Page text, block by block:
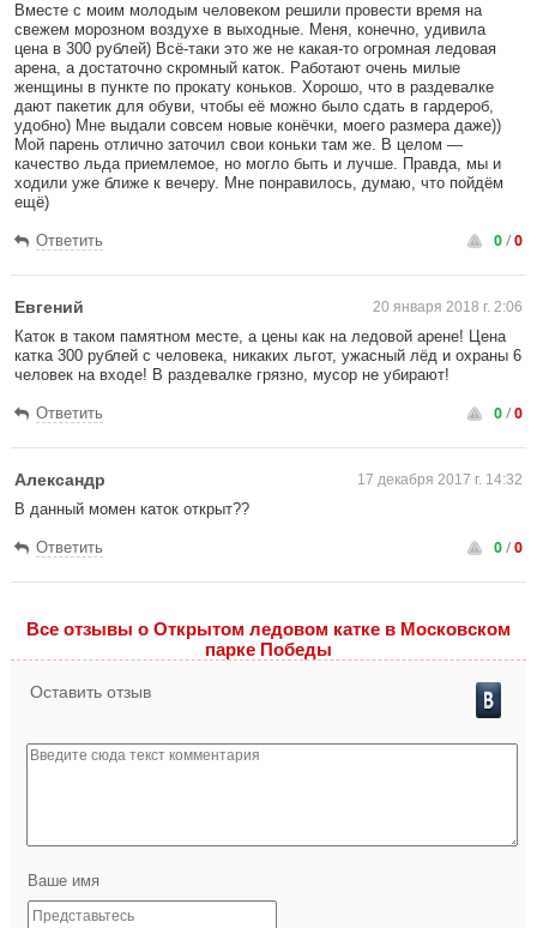
Вместе с моим молодым человеком решили провести время на
свежем морозном воздухе в выходные. Меня, конечно, удивила
цена в 300 рублей) Всё-таки это же не какая-то огромная ледовая
арена, а достаточно скромный каток. Работают очень милые
женщины в пункте по прокату коньков. Хорошо, что в раздевалке
дают пакетик для обуви, чтобы её можно было сдать в гардероб,
удобно) Мне выдали совсем новые конёчки, моего размера даже))
Мой парень отлично заточил свои коньки там же. В целом —
качество льда приемлемое, но могло быть и лучше. Правда, мы и
ходили уже ближе к вечеру. Мне понравилось, думаю, что пойдём
ещё)
Ответить 0/0
Евгений 20 января 2018 г. 2:06
Каток в таком памятном месте, а цены как на ледовой арене! Цена
катка 300 рублей с человека, никаких льгот, ужасный лёд и охраны 6
человек на входе! В раздевалке грязно, мусор не убирают!
Ответить 0/0
Александр 17 декабря 2017 г. 14:32
В данный момен каток открыт??
Ответить 0/0
Все отзывы o Открытом ледовом катке в Московском
парке Победы
Оставить отзыв
Ваше имя